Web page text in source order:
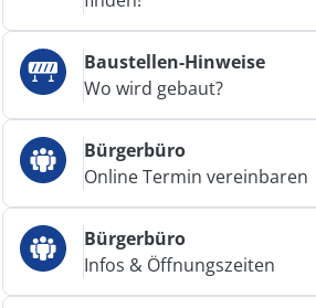
Baustellen-Hinweise
Wo wird gebaut?
Bürgerbüro
Online Termin vereinbaren
Bürgerbüro
Infos & Öffnungszeiten